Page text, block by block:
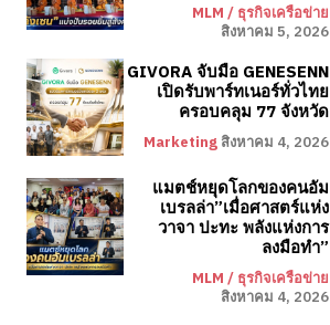
MLM / ธุรกิจเครือข่าย
สิงหาคม 5, 2026
GIVORA จับมือ GENESENN
เปิดรับพาร์ทเนอร์ทั่วไทย
ครอบคลุม 77 จังหวัด
Marketing สิงหาคม 4, 2026
แมตช์หยุดโลกของคนอัม
เบรลล่า”เมื่อศาสตร์แห่ง
วาจา ปะทะ พลังแห่งการ
ลงมือทำ”
MLM / ธุรกิจเครือข่าย
สิงหาคม 4, 2026